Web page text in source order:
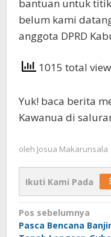
bantuan untuk
belum kami
anggota DPRD
1015 total
Yuk! baca berita
Kawanua di
oleh Josua Makarunsala
Ikuti Kami Pada
Navigasi
pos
Pos sebelumnya
Pasca Bencana